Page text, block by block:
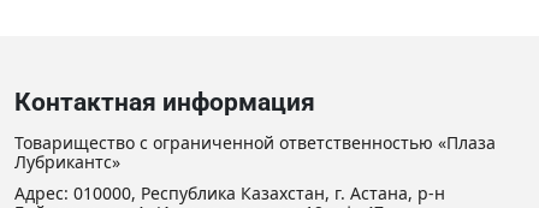
Контактная информация
Товарищество с ограниченной ответственностью «Плаза
Лубрикантс»
Адрес: 010000, Республика Казахстан, г. Астана, р-н